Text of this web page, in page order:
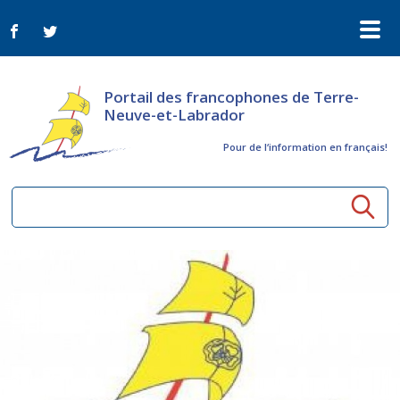
Portail des francophones de Terre-
Neuve-et-Labrador
Pour de l‘information en français!
Ressources communautaires
Activités à distance
ConnectAînés
Appels d'offres du secteur culturel
Plan de Développement Global
Bulletin Le FrancoTNL